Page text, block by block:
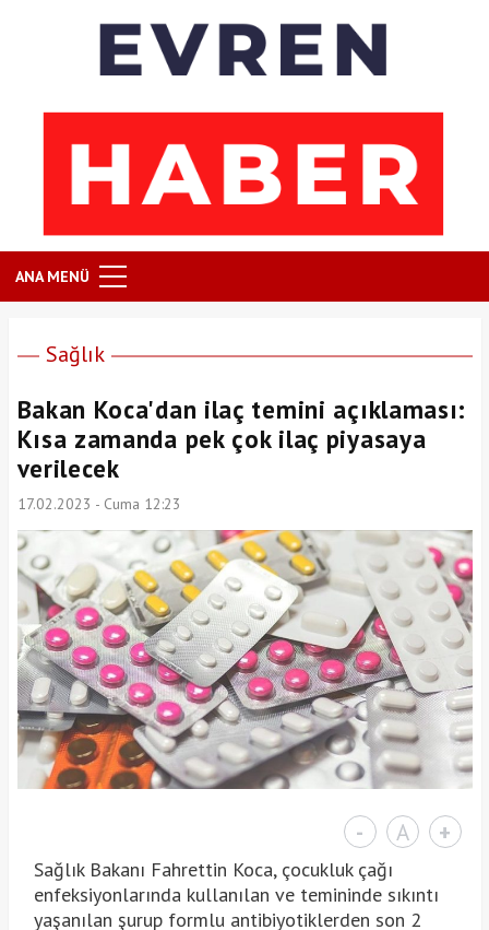
ANA MENÜ
Sağlık
Bakan Koca'dan ilaç temini açıklaması:
Kısa zamanda pek çok ilaç piyasaya
verilecek
17.02.2023 - Cuma 12:23
- A +
Sağlık Bakanı Fahrettin Koca, çocukluk çağı
enfeksiyonlarında kullanılan ve temininde sıkıntı
yaşanılan şurup formlu antibiyotiklerden son 2